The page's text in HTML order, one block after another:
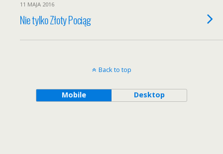
11 MAJA 2016
Nie tylko Złoty Pociąg
Back to top
Mobile Desktop